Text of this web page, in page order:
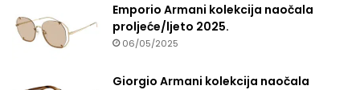
Emporio Armani kolekcija naočala
proljeće/ljeto 2025.
06/05/2025
Giorgio Armani kolekcija naočala